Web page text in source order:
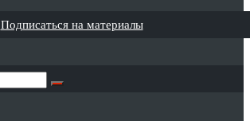
Подписаться на материалы